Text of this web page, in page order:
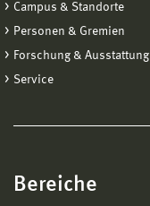
Campus & Standorte
Personen & Gremien
Forschung & Ausstattung
Service
Bereiche